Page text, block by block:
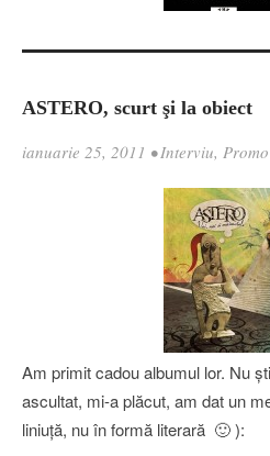
ASTERO, scurt şi la obiect
ianuarie 25, 2011 •Interviu, Promo
Am primit cadou albumul lor. Nu
ascultat, mi-a plăcut, am dat un
liniuţă, nu în formă literară 🙂 ):